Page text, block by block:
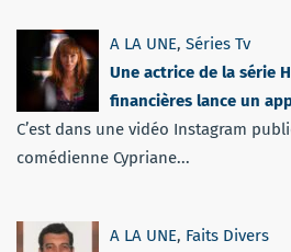
A LA UNE, Séries Tv
Une actrice de la série
financières lance un
C’est dans une vidéo Instagram
comédienne Cypriane...
A LA UNE, Faits Divers